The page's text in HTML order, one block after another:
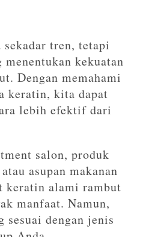
tren, tetapi
kekuatan
Dengan memahami
keratin, kita dapat
lebih efektif dari
salon, produk
asupan makanan
keratin alami rambut
manfaat. Namun,
sesuai dengan jenis